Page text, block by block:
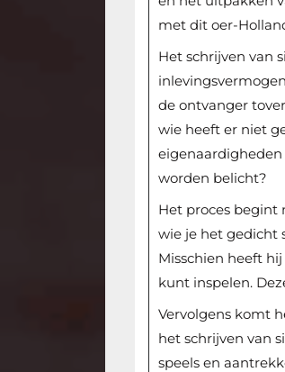
met dit oer-
Het schrijven van
de ontvanger
wie heeft er niet
worden belicht?
Het proces begint
wie je het gedicht
Misschien heeft
kunt inspelen.
Vervolgens komt
het schrijven van
speels en